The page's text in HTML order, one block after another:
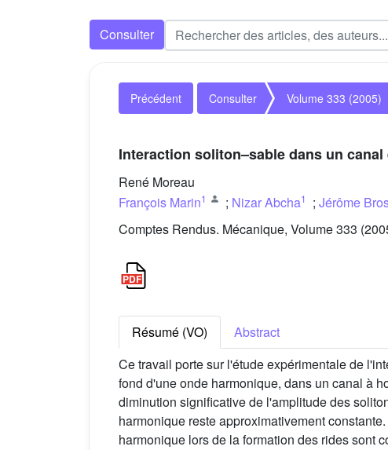
Consulter
Précédent Consulter Volume 333 (2005)
Interaction soliton–sable dans un
René Moreau
François Marin1 ; Nizar Abcha1 ; Jérôme
Comptes Rendus. Mécanique, Volume 333
Résumé (VO)
Abstract
Ce travail porte sur l'étude expérimentale de
fond d'une onde harmonique, dans un canal à
diminution significative de l'amplitude des
harmonique reste approximativement
harmonique lors de la formation des rides sont